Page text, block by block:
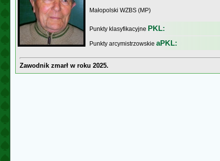
Małopolski WZBS (MP)
Punkty klasyfikacyjne PKL:
Punkty arcymistrzowskie aPKL:
Zawodnik zmarł w roku 2025.